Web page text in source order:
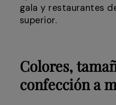
gala y restaurantes
superior.
Colores,
confección a